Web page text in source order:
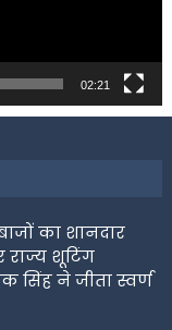
02:21
का शानदार
राज्य शूटिंग
सिंह ने जीता स्वर्ण